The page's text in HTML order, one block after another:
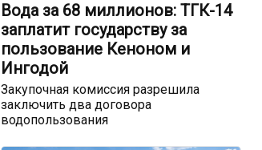
Вода за 68 миллионов: ТГК-14
заплатит государству за
пользование Кеноном и
Ингодой
Закупочная комиссия разрешила
заключить два договора
водопользования